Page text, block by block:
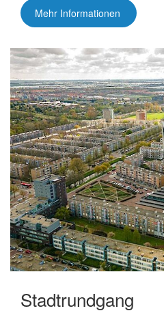
Mehr Informationen
Stadtrundgang